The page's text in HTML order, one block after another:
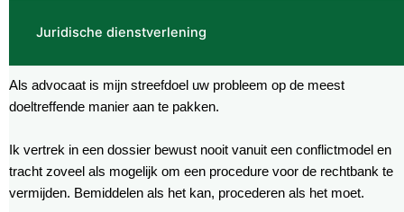
Juridische dienstverlening
Als advocaat is mijn streefdoel uw probleem op de meest
doeltreffende manier aan te pakken.
Ik vertrek in een dossier bewust nooit vanuit een conflictmodel en
tracht zoveel als mogelijk om een procedure voor de rechtbank te
vermijden. Bemiddelen als het kan, procederen als het moet.